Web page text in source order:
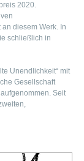
2020.
diesem Werk. In
schließlich in
Unendlichkeit“ mit
Gesellschaft
Seit